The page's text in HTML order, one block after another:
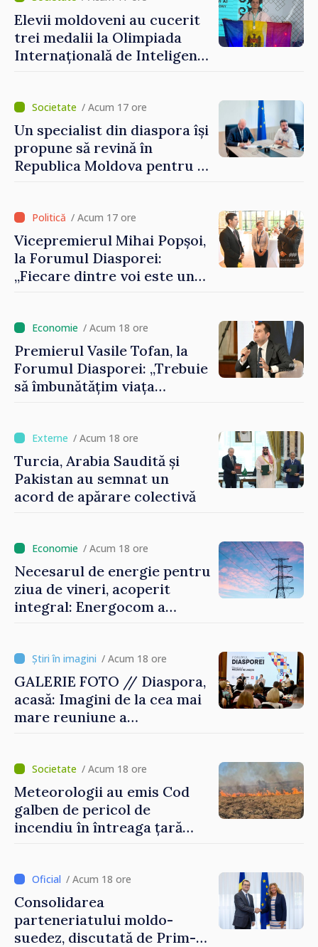
depășim blocajele și să dăm o
șansă localităților să se
dezvolte”
Elevii moldoveni au cucerit
trei medalii la Olimpiada
Internațională de Inteligență
/ Acum 17 ore
Un specialist din diaspora își
propune să revină în
Republica Moldova pentru a
/ Acum 17 ore
Vicepremierul Mihai Popșoi,
la Forumul Diasporei:
„Fiecare dintre voi este un
imaginii Republicii Moldova”
/ Acum 18 ore
Premierul Vasile Tofan, la
Forumul Diasporei: „Trebuie
să îmbunătățim viața
/ Acum 18 ore
Turcia, Arabia Saudită și
Pakistan au semnat un
acord de apărare colectivă
/ Acum 18 ore
Necesarul de energie pentru
ziua de vineri, acoperit
integral: Energocom a
/ Acum 18 ore
GALERIE FOTO // Diaspora,
acasă: Imagini de la cea mai
mare reuniune a
/ Acum 18 ore
Meteorologii au emis Cod
galben de pericol de
incendiu în întreaga țară
/ Acum 18 ore
Consolidarea
parteneriatului moldo-
suedez, discutată de Prim-